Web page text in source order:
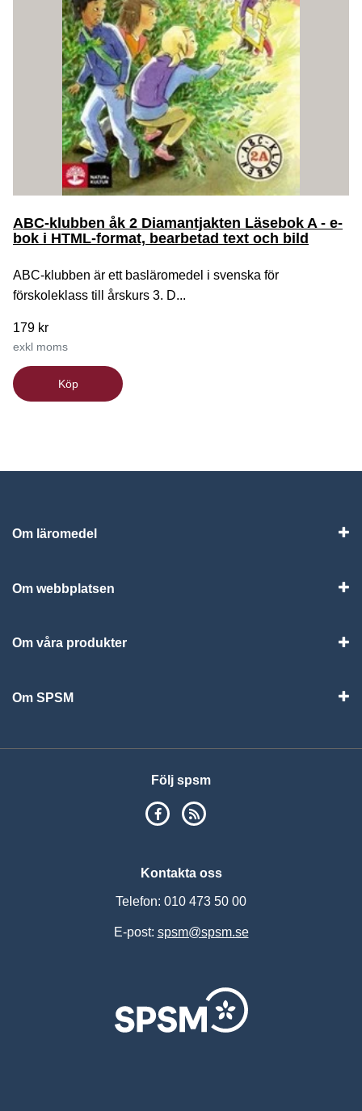
ABC-klubben åk 2 Diamantjakten Läsebok A - e-
bok i HTML-format, bearbetad text och bild
ABC-klubben är ett basläromedel i svenska för
förskoleklass till årskurs 3. D...
179 kr
exkl moms
Köp
Om läromedel
Om webbplatsen
Om våra produkter
Om SPSM
Följ spsm
SPSM på Facebook
Kontakta oss
Telefon: 010 473 50 00
E-post: spsm@spsm.se